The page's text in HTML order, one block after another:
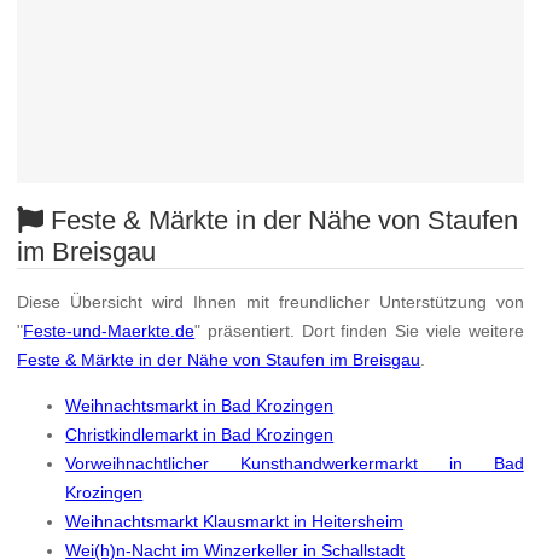
Feste & Märkte in der Nähe von Staufen
im Breisgau
Diese Übersicht wird Ihnen mit freundlicher Unterstützung von
"Feste-und-Maerkte.de" präsentiert. Dort finden Sie viele weitere
Feste & Märkte in der Nähe von Staufen im Breisgau
Weihnachtsmarkt in Bad Krozingen
Christkindlemarkt in Bad Krozingen
Vorweihnachtlicher Kunsthandwerkermarkt in Bad
Krozingen
Weihnachtsmarkt Klausmarkt in Heitersheim
Wei(h)n-Nacht im Winzerkeller in Schallstadt